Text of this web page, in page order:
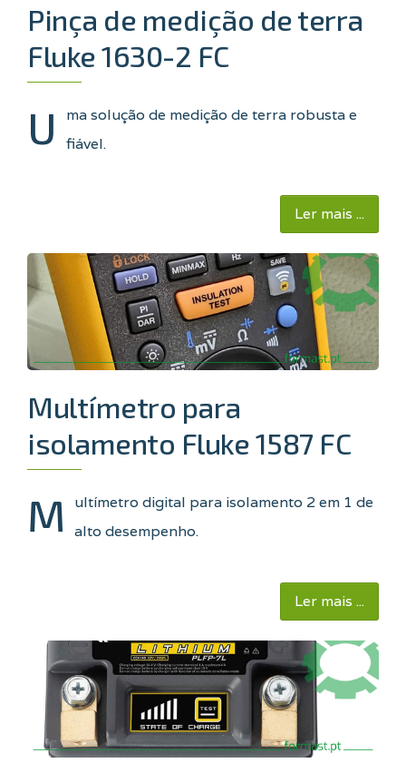
Pinça de medição de terra
Fluke 1630-2 FC
U
ma solução de medição de terra robusta e
fiável.
Ler mais ...
Multímetro para
isolamento Fluke 1587 FC
M
ultímetro digital para isolamento 2 em 1 de
alto desempenho.
Ler mais ...